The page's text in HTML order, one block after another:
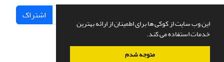
این وب سایت از کوکی ها برای اطمینان از ارائه بهترین
خدمات استفاده می کند.
متوجه شدم
اشتراک